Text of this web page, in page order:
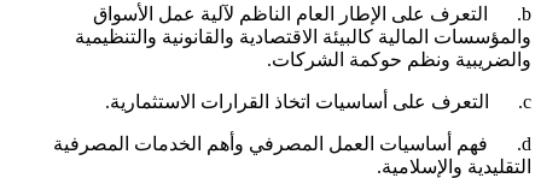
b. التعرف على الإطار العام الناظم لآلية عمل الأسواق
المالية كالبيئة الاقتصادية والقانونية والتنظيمية
ونظم حوكمة الشركات.
d. فهم أساسيات العمل المصرفي وأهم الخدمات المصرفية
والإسلامية.